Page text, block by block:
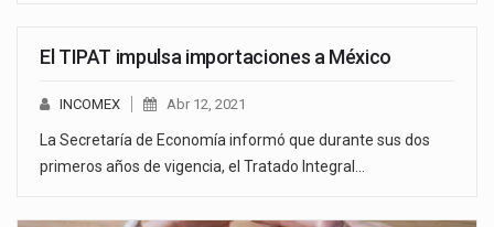
El TIPAT impulsa importaciones a México
INCOMEX Abr 12, 2021
La Secretaría de Economía informó que durante sus dos
primeros años de vigencia, el Tratado Integral…